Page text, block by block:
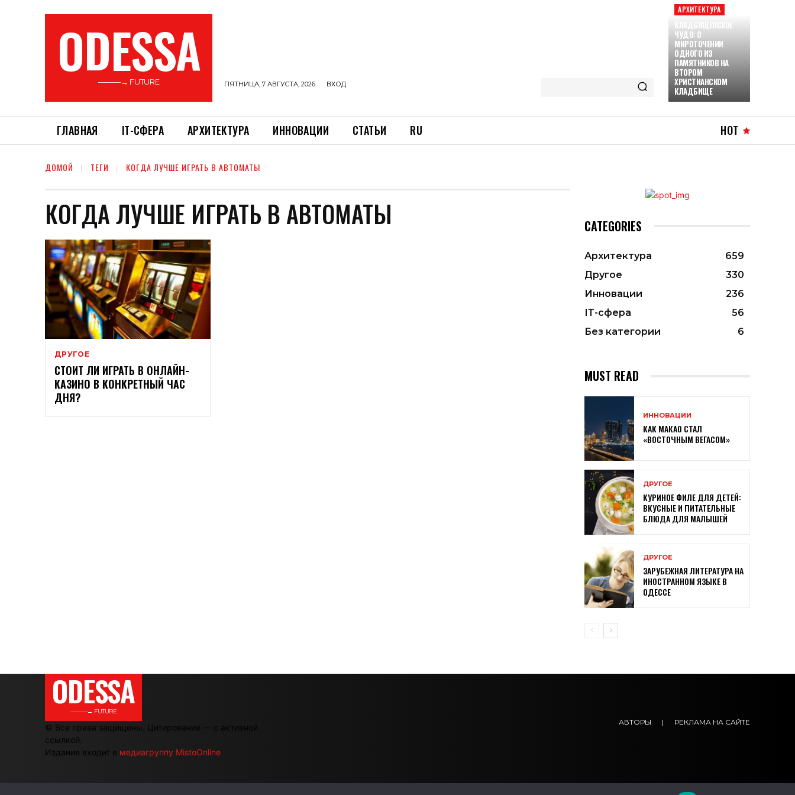
ODESSA
———→ FUTURE ПЯТНИЦА, 7 АВГУСТА, 2026 ВХОД
АРХИТЕКТУРА
КЛАДБИЩЕНСКОЕ
ЧУДО: О
МИРОТОЧЕНИИ
ОДНОГО ИЗ
ПАМЯТНИКОВ НА
ВТОРОМ
ХРИСТИАНСКОМ
КЛАДБИЩЕ
ГЛАВНАЯ ІТ-СФЕРА АРХИТЕКТУРА ИННОВАЦИИ СТАТЬИ RU HOT
ДОМОЙ ТЕГИ КОГДА ЛУЧШЕ ИГРАТЬ В АВТОМАТЫ
КОГДА ЛУЧШЕ ИГРАТЬ В АВТОМАТЫ
ДРУГОЕ
СТОИТ ЛИ ИГРАТЬ В ОНЛАЙН-
КАЗИНО В КОНКРЕТНЫЙ ЧАС
ДНЯ?
CATEGORIES
Архитектура
659
Другое
330
Инновации
236
ІТ-сфера
56
Без категории
6
MUST READ
ИННОВАЦИИ
КАК МАКАО СТАЛ
«ВОСТОЧНЫМ ВЕГАСОМ»
ДРУГОЕ
КУРИНОЕ ФИЛЕ ДЛЯ ДЕТЕЙ:
ВКУСНЫЕ И ПИТАТЕЛЬНЫЕ
БЛЮДА ДЛЯ МАЛЫШЕЙ
ДРУГОЕ
ЗАРУБЕЖНАЯ ЛИТЕРАТУРА НА
ИНОСТРАННОМ ЯЗЫКЕ В
ОДЕССЕ
ODESSA
———→ FUTURE
© Все права защищены. Цитирование — с активной
ссылкой.
Издание входит в медиагруппу MistoOnline
АВТОРЫ | РЕКЛАМА НА САЙТЕ